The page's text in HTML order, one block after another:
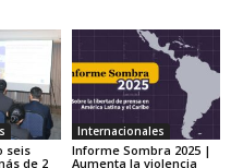
seis
de 2
Internacionales
Informe Sombra 2025 |
Aumenta la violencia